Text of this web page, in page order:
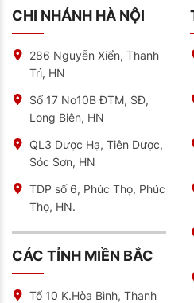
CHI NHÁNH HÀ NỘI
286 Nguyễn Xiển, Thanh
Trì, HN
Số 17 No10B ĐTM, SĐ,
Long Biên, HN
QL3 Dược Hạ, Tiên Dược,
Sóc Sơn, HN
TDP số 6, Phúc Thọ, Phúc
Thọ, HN.
CÁC TỈNH MIỀN BẮC
Tổ 10 K.Hòa Bình, Thanh